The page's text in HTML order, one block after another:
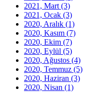
2021, Mart (3)
2021, Ocak (3)
2020, Aralık (1)
2020, Kasım (7)
2020, Ekim (7)
2020, Eylül (5)
2020, Ağustos (4)
2020, Temmuz (5)
2020, Haziran (3)
2020, Nisan (1)